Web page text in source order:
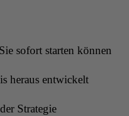
sofort starten können
heraus entwickelt
Strategie